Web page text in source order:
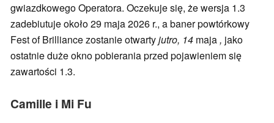
gwiazdkowego Operatora. Oczekuje się, że wersja 1.3
zadebiutuje około 29 maja 2026 r., a baner powtórkowy
Fest of Brilliance zostanie otwartyjutro, 14 maja, jako
ostatnie duże okno pobierania przed pojawieniem się
zawartości 1.3.
Camille i Mi Fu